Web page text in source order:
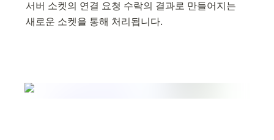
서버 소켓의 연결 요청 수락의 결과로 만들어지는
새로운 소켓을 통해 처리됩니다.